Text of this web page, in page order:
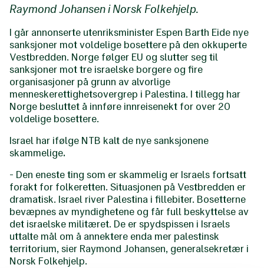
Raymond Johansen i Norsk Folkehjelp.
I går annonserte utenriksminister Espen Barth Eide nye
sanksjoner mot voldelige bosettere på den okkuperte
Vestbredden. Norge følger EU og slutter seg til
sanksjoner mot tre israelske borgere og fire
organisasjoner på grunn av alvorlige
menneskerettighetsovergrep i Palestina. I tillegg har
Norge besluttet å innføre innreisenekt for over 20
voldelige bosettere.
Israel har ifølge NTB kalt de nye sanksjonene
skammelige.
- Den eneste ting som er skammelig er Israels fortsatt
forakt for folkeretten. Situasjonen på Vestbredden er
dramatisk. Israel river Palestina i fillebiter. Bosetterne
bevæpnes av myndighetene og får full beskyttelse av
det israelske militæret. De er spydspissen i Israels
uttalte mål om å annektere enda mer palestinsk
territorium, sier Raymond Johansen, generalsekretær i
Norsk Folkehjelp.